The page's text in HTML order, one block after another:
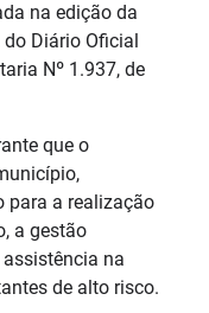
na edição da
Diário Oficial
Nº 1.937, de
que o
para a realização
a gestão
na
de alto risco.